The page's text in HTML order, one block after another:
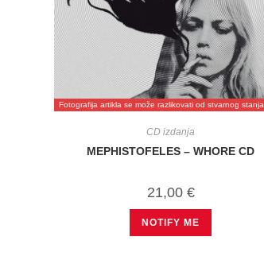
Fotografija artikla se može razlikovati od stvarnog stanja
CD izdanja
MEPHISTOFELES – WHORE CD
21,00 €
NOTIFY ME